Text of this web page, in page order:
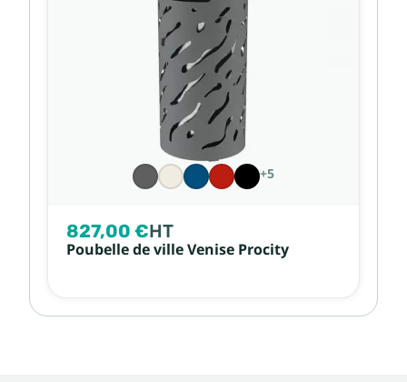
+5
827,00 €HT
Poubelle de ville Venise Procity